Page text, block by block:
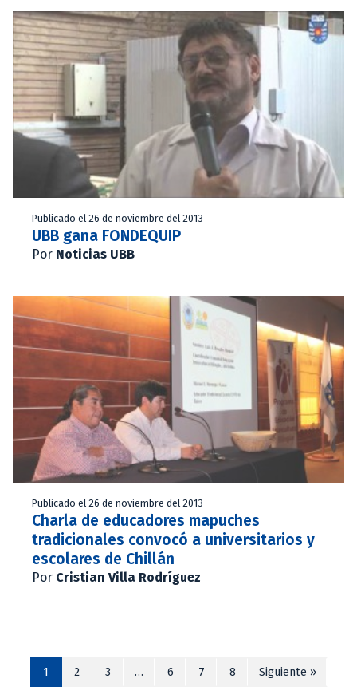
Publicado el 26 de noviembre del 2013
UBB gana FONDEQUIP
Por Noticias UBB
Publicado el 26 de noviembre del 2013
Charla de educadores mapuches
tradicionales convocó a universitarios y
escolares de Chillán
Por Cristian Villa Rodríguez
1 2 3 … 6 7 8 Siguiente »